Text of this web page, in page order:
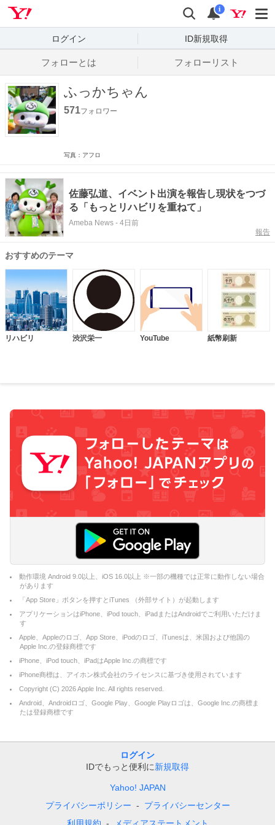
検索
通知
i
ログイン ID新規取得
フォローとは フォローリスト
ふっかちゃん
571フォロワー
写真：アフロ
佐藤弘道、イベント出演を報告し現状をつづ
る「もっとリハビリを重ねて」
Ameba News - 4日前
報告
おすすめのテーマ
リハビリ 渋沢栄一 YouTube 紙幣刷新
動作環境 Android 9.0以上、iOS 16.0以上 ※一部の機種では正常に動作しない場合
があります
「App Store」ボタンを押すとiTunes （外部サイト）が起動します
アプリケーションはiPhone、iPod touch、iPadまたはAndroidでご利用いただけま
す
Apple、Appleのロゴ、App Store、iPodのロゴ、iTunesは、米国および他国の
Apple Inc.の登録商標です
iPhone、iPod touch、iPadはApple Inc.の商標です
iPhone商標は、アイホン株式会社のライセンスに基づき使用されています
Copyright (C) 2026Apple Inc. All rights reserved.
Android、Androidロゴ、Google Play、Google Playロゴは、Google Inc.の商標ま
たは登録商標です
ログイン
IDでもっと便利に新規取得
Yahoo! JAPAN
プライバシーポリシー
プライバシーセンター
利用規約
メディアステートメント